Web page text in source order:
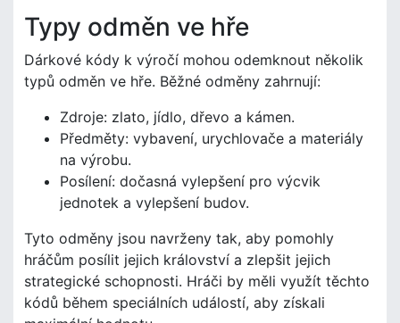
Typy odměn ve hře
Dárkové kódy k výročí mohou odemknout několik
typů odměn ve hře. Běžné odměny zahrnují:
Zdroje: zlato, jídlo, dřevo a kámen.
Předměty: vybavení, urychlovače a materiály
na výrobu.
Posílení: dočasná vylepšení pro výcvik
jednotek a vylepšení budov.
Tyto odměny jsou navrženy tak, aby pomohly
hráčům posílit jejich království a zlepšit jejich
strategické schopnosti. Hráči by měli využít těchto
kódů během speciálních událostí, aby získali